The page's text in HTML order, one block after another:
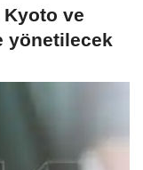
ve
yönetilecek